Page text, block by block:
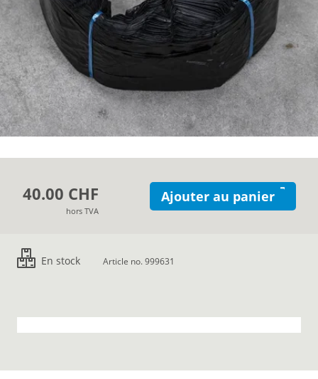
40.00 CHF
hors TVA
Ajouter au panier
En stock Article no. 999631